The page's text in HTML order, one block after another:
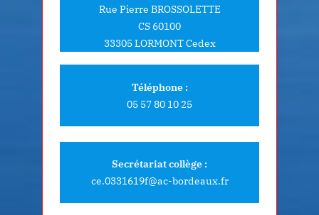
Rue Pierre BROSSOLETTE
CS 60100
33305 LORMONT Cedex
Téléphone :
05 57 80 10 25
Secrétariat collège :
ce.0331619f@ac-bordeaux.fr